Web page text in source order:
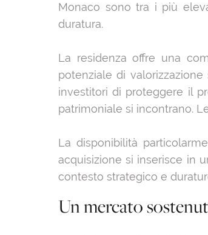
Monaco sono tra i più
duratura.
La residenza offre una
potenziale di
investitori di proteggere il
patrimoniale si incontrano.
La disponibilità
acquisizione si inserisce in
contesto strategico e
Un mercato